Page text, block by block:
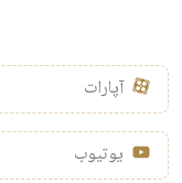
آپارات
یوتیوب